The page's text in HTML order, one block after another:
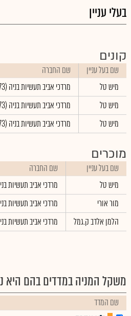
בעלי עניין
קונים
שם בעל עניין שם החברה
מיש טל
מרדכי אביב תעשיות בניה (1973) בע"מ
מיש טל
מרדכי אביב תעשיות בניה (1973) בע"מ
מיש טל
מרדכי אביב תעשיות בניה (1973) בע"מ
מוכרים
שם בעל עניין שם החברה
מיש טל
מרדכי אביב תעשיות בניה
מור אורי
מרדכי אביב תעשיות בניה
הלמן אלדב ק.גמל
מרדכי אביב תעשיות בניה
משקל המניה במדדים בהם היא
שם המדד